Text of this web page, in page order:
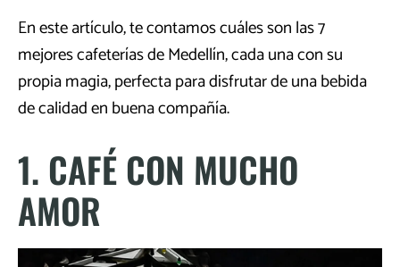
En este artículo, te contamos cuáles son las 7
mejores cafeterías de Medellín, cada una con su
propia magia, perfecta para disfrutar de una bebida
de calidad en buena compañía.
1. CAFÉ CON MUCHO
AMOR